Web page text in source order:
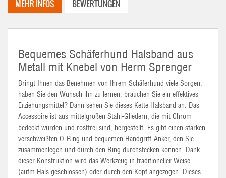
MEHR INFOS BEWERTUNGEN
Bequemes Schäferhund Halsband aus
Metall mit Knebel von Herm Sprenger
Bringt Ihnen das Benehmen von Ihrem Schäferhund viele Sorgen,
haben Sie den Wunsch ihn zu lernen, brauchen Sie ein effektives
Erziehungsmittel? Dann sehen Sie dieses Kette Halsband an. Das
Accessoire ist aus mittelgroßen Stahl-Gliedern, die mit Chrom
bedeckt wurden und rostfrei sind, hergestellt. Es gibt einen starken
verschweißten O-Ring und bequemen Handgriff-Anker, den Sie
zusammenlegen und durch den Ring durchstecken können. Dank
dieser Konstruktion wird das Werkzeug in traditioneller Weise
(aufm Hals geschlossen) oder durch den Kopf angezogen. Dieses